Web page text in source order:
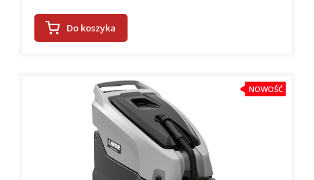
Do koszyka
NOWOŚĆ